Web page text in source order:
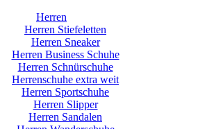
Herren
Herren Stiefeletten
Herren Sneaker
Herren Business Schuhe
Herren Schnürschuhe
Herrenschuhe extra weit
Herren Sportschuhe
Herren Slipper
Herren Sandalen